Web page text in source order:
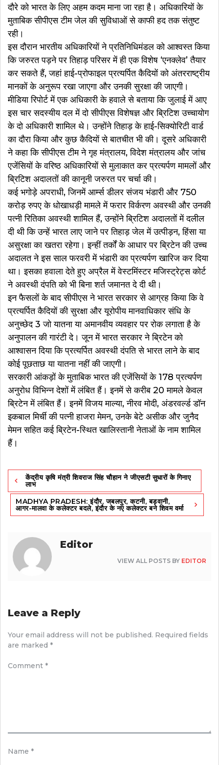
दौरे को भारत के लिए अहम कदम माना जा रहा है। अधिकारियों के
मुताबिक सीपीएस टीम जेल की सुविधाओं से काफी हद तक संतुष्ट
रही।
इस दौरान भारतीय अधिकारियों ने प्रतिनिधिमंडल को आश्वस्त किया
कि जरुरत पड़ने पर तिहाड़ परिसर में ही एक विशेष ‘एनक्लेव’ तैयार
कर सकते हैं, जहां हाई-प्रोफाइल प्रत्यर्पित कैदियों को अंतरराष्ट्रीय
मानकों के अनुरूप रखा जाएगा और उनकी सुरक्षा की जाएगी।
मीडिया रिपोर्ट में एक अधिकारी के हवाले से बताया कि जुलाई में आए
इस चार सदस्यीय दल में दो सीपीएस विशेषज्ञ और ब्रिटिश उच्चायोग
के दो अधिकारी शामिल थे। उन्होंने तिहाड़ के हाई-सिक्योरिटी वार्ड
का दौरा किया और कुछ कैदियों से बातचीत भी की। दूसरे अधिकारी
ने कहा कि सीपीएस टीम ने गृह मंत्रालय, विदेश मंत्रालय और जांच
एजेंसियों के वरिष्ठ अधिकारियों से मुलाकात कर प्रत्यर्पण मामलों और
ब्रिटिश अदालतों की कानूनी जरुरत पर चर्चा की।
कई भगोड़े अपराधी, जिनमें आर्म्स डीलर संजय भंडारी और 750
करोड़ रुपए के धोखाधड़ी मामले में फरार विर्करण अवस्थी और उनकी
पत्नी रितिका अवस्थी शामिल हैं, उन्होंने ब्रिटिश अदालतों में दलील
दी थी कि उन्हें भारत लाए जाने पर तिहाड़ जेल में उत्पीड़न, हिंसा या
असुरक्षा का खतरा रहेगा। इन्हीं तर्कों के आधार पर ब्रिटेन की उच्च
अदालत ने इस साल फरवरी में भंडारी का प्रत्यर्पण खारिज कर दिया
था। इसका हवाला देते हुए अप्रैल में वेस्टमिंस्टर मजिस्ट्रेट्स कोर्ट
ने अवस्थी दंपति को भी बिना शर्त जमानत दे दी थी।
इन फैसलों के बाद सीपीएस ने भारत सरकार से आग्रह किया कि वे
प्रत्यर्पित कैदियों की सुरक्षा और यूरोपीय मानवाधिकार संधि के
अनुच्छेद 3 जो यातना या अमानवीय व्यवहार पर रोक लगाता है के
अनुपालन की गारंटी दे। जून में भारत सरकार ने ब्रिटेन को
आश्वासन दिया कि प्रत्यर्पित अवस्थी दंपति से भारत लाने के बाद
कोई पूछताछ या यातना नहीं की जाएगी।
सरकारी आंकड़ों के मुताबिक भारत की एजेंसियों के 178 प्रत्यर्पण
अनुरोध विभिन्न देशों में लंबित हैं। इनमें से करीब 20 मामले केवल
ब्रिटेन में लंबित हैं। इनमें विजय माल्या, नीरव मोदी, अंडरवर्ल्ड डॉन
इकबाल मिर्ची की पत्नी हाजरा मेमन, उनके बेटे असीक और जुनैद
मेमन सहित कई ब्रिटेन-स्थित खालिस्तानी नेताओं के नाम शामिल
हैं।
Post
navigation
केंद्रीय कृषि मंत्री शिवराज सिंह चौहान ने जीएसटी सुधारों के गिनाए
लाभ
MADHYA PRADESH: इंदौर, जबलपुर, कटनी, बड़वानी,
आगर-मालवा के कलेक्‍टर बदले, इंदौर के नए कलेक्टर बने शिवम वर्मा
Editor
VIEW ALL POSTS BY EDITOR
Leave a Reply
Your email address will not be published. Required fields
are marked *
Comment *
Name *